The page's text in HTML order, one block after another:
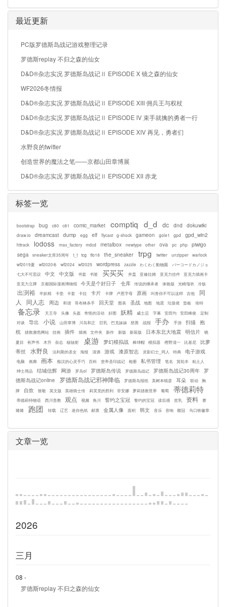
最近更新
PC版罗德斯岛战记游戏整理记录
罗德斯replay 不归之森的仙女
D&D®杂志实况 罗德斯岛战记Ⅱ EPISODE X 镜之森的仙女
WF2026冬情报
D&D®杂志实况 罗德斯岛战记Ⅱ EPISODE XIII 佣兵王与权杖
D&D®杂志实况 罗德斯岛战记Ⅱ EPISODE IV 束手就擒的勇者一行
D&D®杂志实况 罗德斯岛战记Ⅱ EPISODE XIV 再见，勇者们
水野良的twitter
创造世界的魔法之笔——京都山田章博展
D&D®杂志实况 罗德斯岛战记Ⅱ EPISODE XII 赤龙
标签一览
bootstrap bug c80 c81 comic_market comptiq d_d dc dnd dokuwiki
draw.io dreamcast dump egg elf flycast g-shock gameon gole1 gpd gpd_win2
httrack lodoss max_factory mdcd metalbox newtype other ova pc php
piwigo
sega
sneaker文库35周年 t_t tcg tfo18 the_sneaker trpg twitter unzipper
warlock
wf2019夏
wf2020冬 wf2024 wf2025 wordpress zazzle わくわく動物園
バーコードカノジョ
七大不可思议
中文 中文版 书套 书签 买买买 井盖 亚修拉姆 亚克力挂件
亚克力插画卡
亚克力立牌
京都国际漫画博物馆 今天是个好日子 仓库 传说的继承者 体验版 光崎瑠衣 冷饭
出渕裕 半妖精 卡垫 卡套 卡拉 卡片 卡牌 卢恩字母 原画 叫兽你不可以这样 吉他
同
人
同人志 周边 和谐 哥布林杀手 回天堂 图表 圣战 地图 地震 垃圾佬 垫板 埃特
备忘录 天王寺 头像 头盔 奇怪的活动 好图 妖精 威士忌 字幕 安田均 安田峰俊
定制
对谈
导出 小说 山田章博 川岛和正 巨乳 巴克妹妹 慈善 战报 手办 手游 扫描
抱
枕
拯救濒危网站 挂画 插件 插画 文件夹 新作 新版 新装版 日本东北大地震 明信片
晓
夏目
有声书 木升 杂志 核辐射 桌游 梦幻模拟战 棒球帽 模拟器 樫野清一 比基尼
比萝
蒂丝
水野良 法利斯的圣女 海报 清酒 游戏 漆原智志 灵影幻士_同人 特典 电子游戏
电脑 画廊 画本 痴汉的心灵手巧 百科 皇帝圣印战记 相册 私书管理 笔名 箕轮丰
粘土人
绅士用品
结城信辉 网游 罗岛ol 罗德斯岛传说 罗德斯岛战记 罗德斯岛战记30周年
罗
德斯岛战记online
罗德斯岛战记邪神降临 罗德斯岛报纸 美树本晴彦 耳朵 联动
胸
牌
自炊 致敬 英文版 英雄骑士传 莉芙党的胜利 菲安娜 萝莉拯救世界 葡萄 蒂德莉特
蒂德莉特物语 西川贵教 观点 视频 角川 誓约之宝冠 誓约的宝冠 读后感 贫乳 资料
赛
璐璐
跑团 转载 辽艺 迷你色纸 邮票 金属人像 面积 韩文 音乐 音响 额冠 马口铁徽章
文章一览
2026
三月
08 -
罗德斯replay 不归之森的仙女